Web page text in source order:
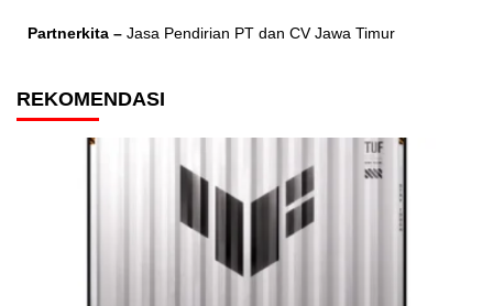
Partnerkita – Jasa Pendirian PT dan CV Jawa Timur
REKOMENDASI